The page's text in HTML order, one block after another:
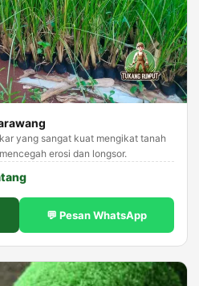
yang sangat kuat mengikat tanah
erosi dan longsor.
💬 Pesan WhatsApp